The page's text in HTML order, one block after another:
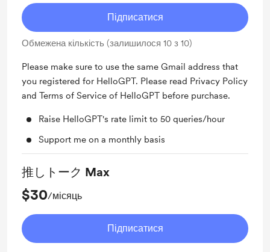
Підписатися
Обмежена кількість (залишилося 10 з 10)
Please make sure to use the same Gmail address that
you registered for HelloGPT. Please read Privacy Policy
and Terms of Service of HelloGPT before purchase.
Raise HelloGPT's rate limit to 50 queries/hour
Support me on a monthly basis
推しトーク Max
$30/місяць
Підписатися